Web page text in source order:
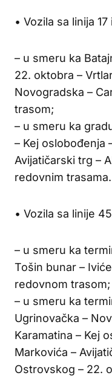
• Vozila sa linija
– u smeru ka
22. oktobra –
Novogradska –
trasom;
– u smeru ka
– Kej oslobođenja
Avijatičarski trg –
redovnim trasama.
• Vozila sa linije
– u smeru ka
Tošin bunar –
redovnom trasom;
– u smeru ka
Ugrinovačka –
Karamatina – Kej
Markovića –
Ostrovskog – 22.